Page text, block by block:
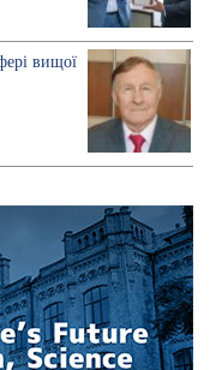
вищої